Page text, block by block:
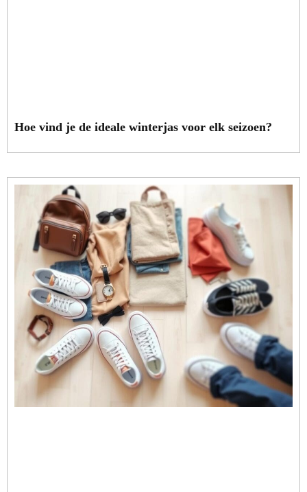
Hoe vind je de ideale winterjas voor elk seizoen?